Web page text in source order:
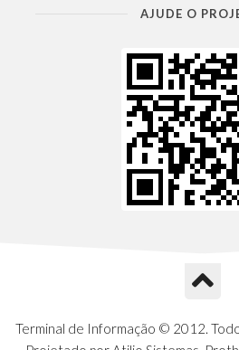
AJUDE O
Terminal de Informação © 2012.